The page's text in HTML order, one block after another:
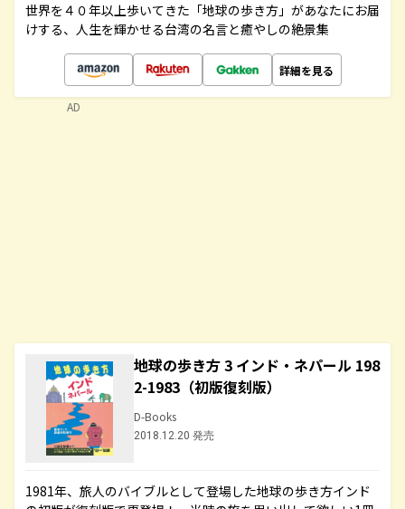
世界を４０年以上歩いてきた「地球の歩き方」があなたにお届
けする、人生を輝かせる台湾の名言と癒やしの絶景集
詳細を見る
地球の歩き方 3 インド・ネパール 198
2-1983（初版復刻版）
D-Books
2018.12.20 発売
1981年、旅人のバイブルとして登場した地球の歩き方インド
AD